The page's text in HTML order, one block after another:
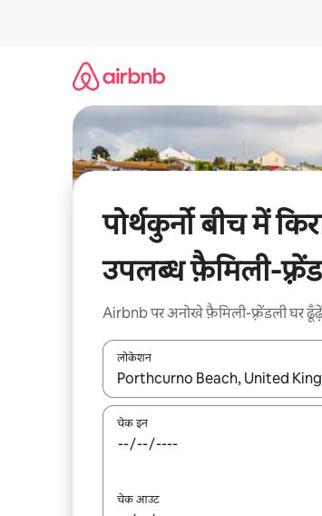
पोर्थकुर्नो बीच में
उपलब्ध फ़ैमिली-
Airbnb पर अनोखे फ़ैमिली-फ़्रेंडली घर
लोकेशन
नतीजों के उपलब्ध होने पर, अप और डाउन
चेक इन
चेक आउट